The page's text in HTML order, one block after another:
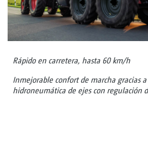
Rápido en carretera, hasta 60 km/h
Inmejorable confort de marcha gracias
hidroneumática de ejes con regulación